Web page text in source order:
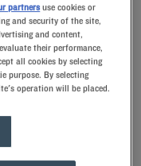
Sie unsere Kyriad-
Sie von unseren
und mit kleinen,
Sie den
Kissen.Und um
das Besondere bei
Gründe, um
partners use cookies or
and security of the site,
and content,
their performance,
all cookies by selecting
purpose. By selecting
operation will be placed.